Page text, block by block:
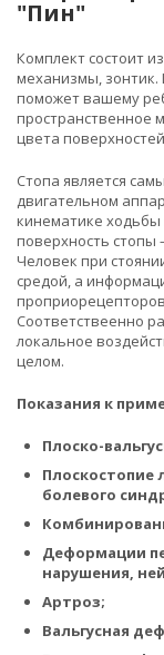
"Пин"
Комплект состоит
механизмы, зонтик.
поможет вашему
пространственное
цвета
Стопа является
двигательном
кинематике
поверхность
Человек при
средой, а
Соответствеенно
локальное
целом.
Показания к
Плоско-
Плоскостопие
болевого
Деформации
нарушения,
Артроз;
Вальгусная